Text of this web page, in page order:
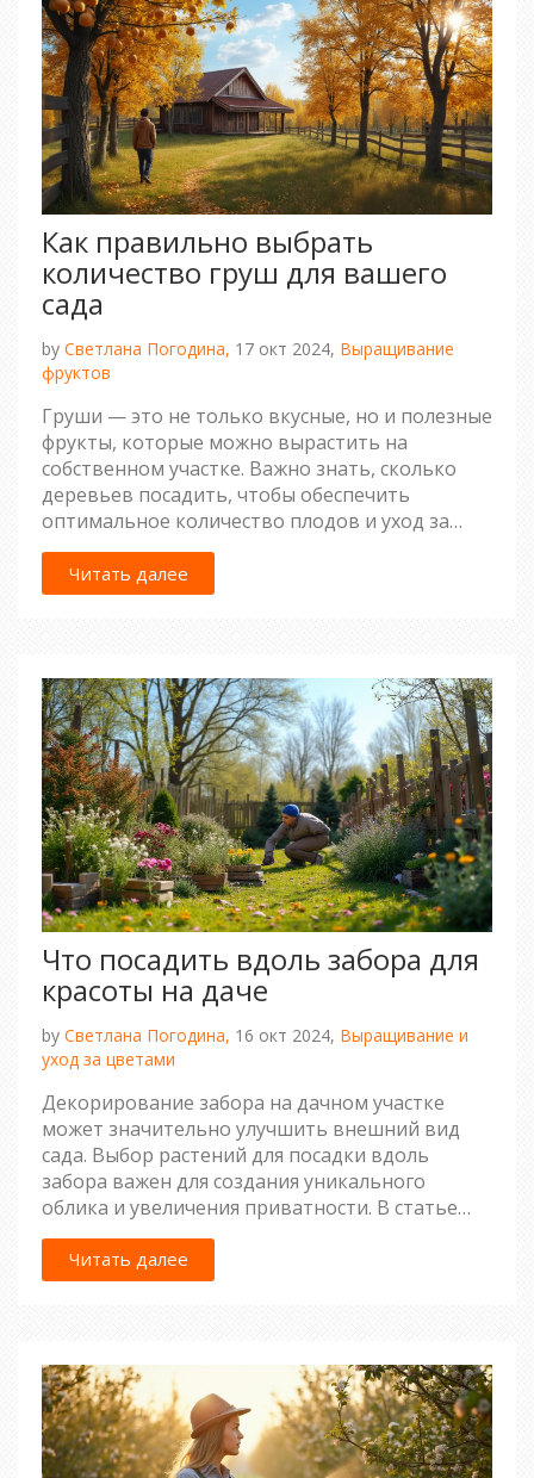
Как правильно выбрать
количество груш для вашего
сада
by Светлана Погодина, 17 окт 2024, Выращивание
фруктов
Груши — это не только вкусные, но и полезные
фрукты, которые можно вырастить на
собственном участке. Важно знать, сколько
деревьев посадить, чтобы обеспечить
оптимальное количество плодов и уход за
ними. В статье рассматриваются факторы,
влияющие на количество необходимого
посадочного материала, включая климат,
сортов и уходу за грушами.
Читать далее
Что посадить вдоль забора для
красоты на даче
by Светлана Погодина, 16 окт 2024, Выращивание и
уход за цветами
Декорирование забора на дачном участке
может значительно улучшить внешний вид
сада. Выбор растений для посадки вдоль
забора важен для создания уникального
облика и увеличения приватности. В статье
рассматриваются различные варианты
растений, которые можно посадить вдоль
забора для красоты и пользы. Проводятся
самым удачным сезонам для посадки, чтобы
растения радовали долгие годы.
Читать далее